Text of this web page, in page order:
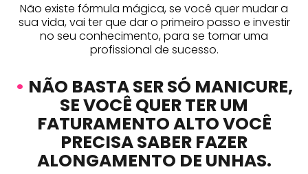
Não existe fórmula mágica, se você quer mudar a
sua vida, vai ter que dar o primeiro passo e investir
no seu conhecimento, para se tornar uma
profissional de sucesso.
• NÃO BASTA SER SÓ MANICURE,
SE VOCÊ QUER TER UM
FATURAMENTO ALTO VOCÊ
PRECISA SABER FAZER
ALONGAMENTO DE UNHAS.